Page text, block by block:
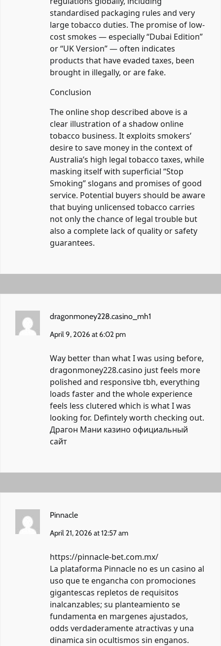
standardised packaging rules and very
large tobacco duties. The promise of low-
cost smokes — especially “Dubai Edition”
or “UK Version” — often indicates
products that have evaded taxes, been
brought in illegally, or are fake.
Conclusion
The online shop described above is a
clear illustration of a shadow online
tobacco business. It exploits smokers’
desire to save money in the context of
Australia’s high legal tobacco taxes, while
masking itself with superficial “Stop
Smoking” slogans and promises of good
service. Potential buyers should be aware
that buying unlicensed tobacco carries
not only the chance of legal trouble but
also a complete lack of quality or safety
guarantees.
dragonmoney228.casino_mh1
April 9, 2026 at 6:02 pm
Way better than what I was using before,
dragonmoney228.casino just feels more
polished and responsive tbh, everything
loads faster and the whole experience
feels less clutered which is what I was
looking for. Defintely worth checking out.
Драгон Мани казино официальный
сайт
Pinnacle
April 21, 2026 at 12:57 am
https://pinnacle-bet.com.mx/
La plataforma Pinnacle no es un casino al
uso que te engancha con promociones
gigantescas repletos de requisitos
inalcanzables; su planteamiento se
fundamenta en margenes ajustados,
odds verdaderamente atractivas y una
dinamica sin ocultismos sin enganos.